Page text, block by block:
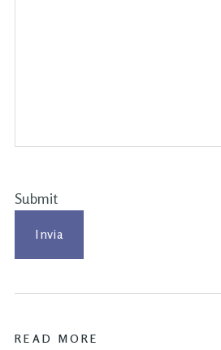
Submit
READ MORE